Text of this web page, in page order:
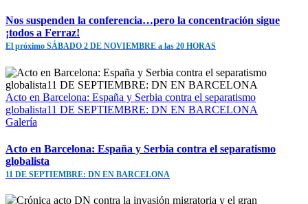
Nos suspenden la conferencia…pero la concentración sigue
¡todos a Ferraz!
El próximo SÁBADO 2 DE NOVIEMBRE a las 20 HORAS
Acto en Barcelona: España y Serbia contra el separatismo
globalista11 DE SEPTIEMBRE: DN EN BARCELONA
Galería
Acto en Barcelona: España y Serbia contra el separatismo
globalista
11 DE SEPTIEMBRE: DN EN BARCELONA